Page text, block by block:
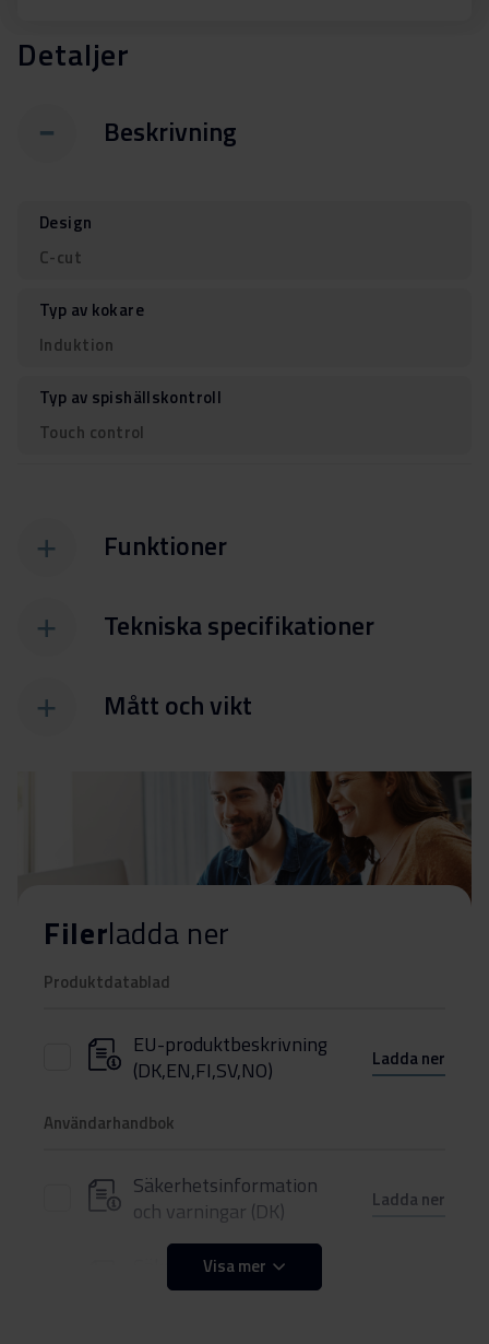
Detaljer
Beskrivning
Design
C-cut
Typ av kokare
Induktion
Typ av spishällskontroll
Touch control
Funktioner
Tekniska specifikationer
Mått och vikt
Filerladda ner
Produktdatablad
EU-produktbeskrivning
(DK,EN,FI,SV,NO)
Ladda ner
Användarhandbok
Säkerhetsinformation
och varningar (DK)
Ladda ner
Säkerhetsinformation
och varningar (FI)
Visa mer